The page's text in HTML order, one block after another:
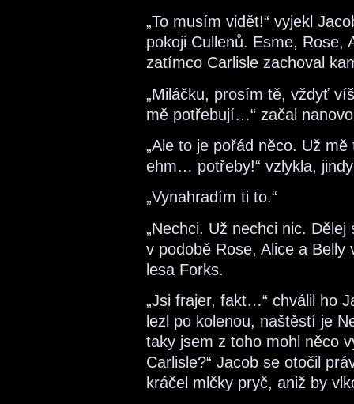
„To musím vidět!“ vyjekl
pokoji Cullenů. Esme, Rose,
zatímco Carlisle zachoval
„Miláčku, prosím tě, vždyť
mě potřebují…“ začal
„Ale to je pořád něco. Už
ehm… potřeby!“ vzlykla,
„Vynahradím ti to.“
„Nechci. Už nechci nic.
v podobě Rose, Alice a
lesa Forks.
„Jsi frajer, fakt…“ chválil ho
lezl po kolenou, naštěstí je
taky jsem z toho mohl něco
Carlisle?“ Jacob se otočil
kráčel mlčky pryč, aniž by